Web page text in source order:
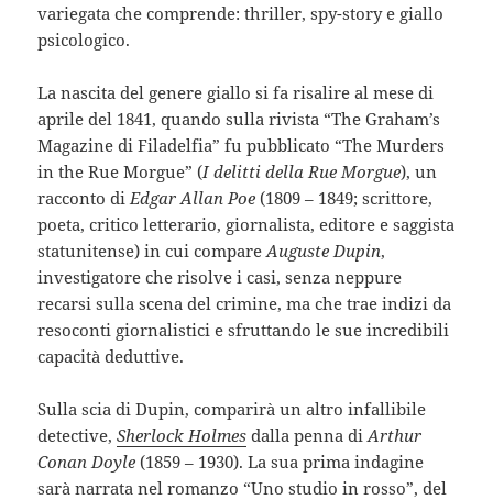
variegata che comprende: thriller, spy-story e giallo
psicologico.
La nascita del genere giallo si fa risalire al mese di
aprile del 1841, quando sulla rivista “The Graham’s
Magazine di Filadelfia” fu pubblicato “The Murders
in the Rue Morgue” (I delitti della Rue Morgue), un
racconto di Edgar Allan Poe (1809 – 1849; scrittore,
poeta, critico letterario, giornalista, editore e saggista
statunitense) in cui compareAuguste Dupin,
investigatore che risolve i casi, senza neppure
recarsi sulla scena del crimine, ma che trae indizi da
resoconti giornalistici e sfruttando le sue incredibili
capacità deduttive.
Sulla scia di Dupin, comparirà un altro infallibile
detective,Sherlock Holmes dalla penna diArthur
Conan Doyle (1859 – 1930). La sua prima indagine
sarà narrata nel romanzo “Uno studio in rosso”, del